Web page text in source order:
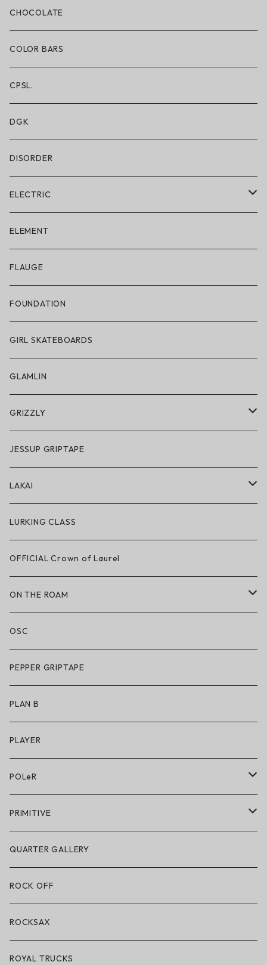
ボクサーブリーフ/ロング丈
ショートパンツ/2 IN 1
レギンス/フルレングス10分丈
水着/スイムウェア
CHOCOLATE
COLOR BARS
CPSL.
DGK
DISORDER
ELECTRIC
ELECTRIC × ON THE ROAM
アパレル
帽子
サングラス
スノーゴーグル
アクセサリー・小物
ELEMENT
FLAUGE
FOUNDATION
GIRL SKATEBOARDS
GLAMLIN
GRIZZLY
GRIZZLY × POLeR
アパレル
ハードグッズ
JESSUP GRIPTAPE
LAKAI
LAKAI × POLeR
LAKAI × CHOCOLATE
LAKAI × RIPNDIP
シューズ
アパレル
アクセサリー
キッズシューズ
LURKING CLASS
OFFICIAL Crown of Laurel
ON THE ROAM
アパレル
サングラス
アンダーウェア
シューズ
アクセサリー・小物
OSC
PEPPER GRIPTAPE
PLAN B
PLAYER
POLeR
POLeR × GRIZZLY
POLeR × LAKAI
アパレル
アクセサリー・小物
PRIMITIVE
アパレル
ハードグッズ
QUARTER GALLERY
ROCK OFF
ROCKSAX
ROYAL TRUCKS